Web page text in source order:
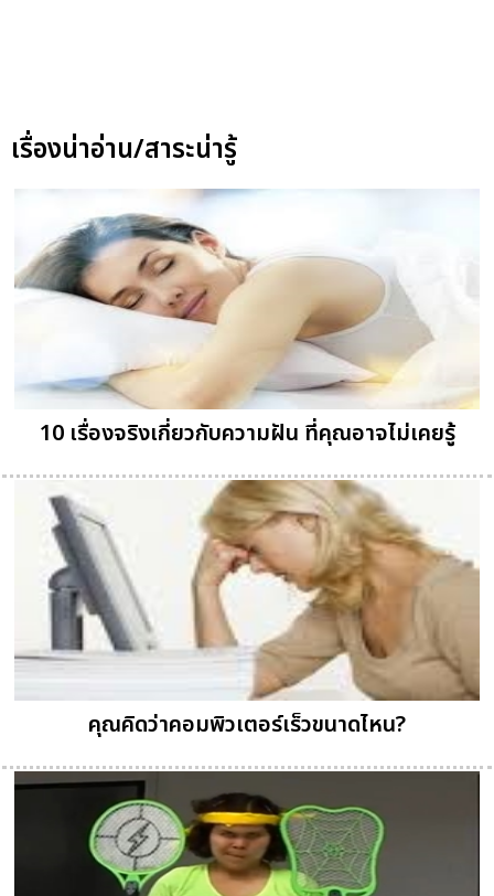
เรื่องน่าอ่าน/สาระน่ารู้
10 เรื่องจริงเกี่ยวกับความฝัน ที่คุณอาจไม่เคยรู้
คุณคิดว่าคอมพิวเตอร์เร็วขนาดไหน?